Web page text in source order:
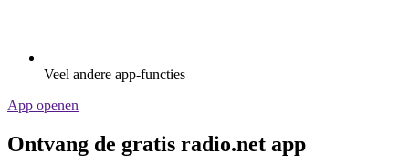
Veel andere app-functies
App openen
Ontvang de gratis radio.net app